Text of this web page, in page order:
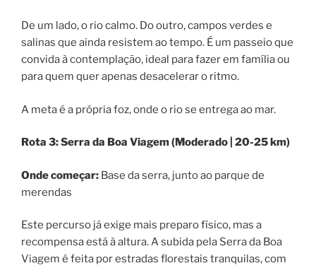
De um lado, o rio calmo. Do outro, campos verdes e
salinas que ainda resistem ao tempo. É um passeio que
convida à contemplação, ideal para fazer em família ou
para quem quer apenas desacelerar o ritmo.
A meta é a própria foz, onde o rio se entrega ao mar.
Rota 3: Serra da Boa Viagem (Moderado | 20-25 km)
Onde começar: Base da serra, junto ao parque de
merendas
Este percurso já exige mais preparo físico, mas a
recompensa está à altura. A subida pela Serra da Boa
Viagem é feita por estradas florestais tranquilas, com